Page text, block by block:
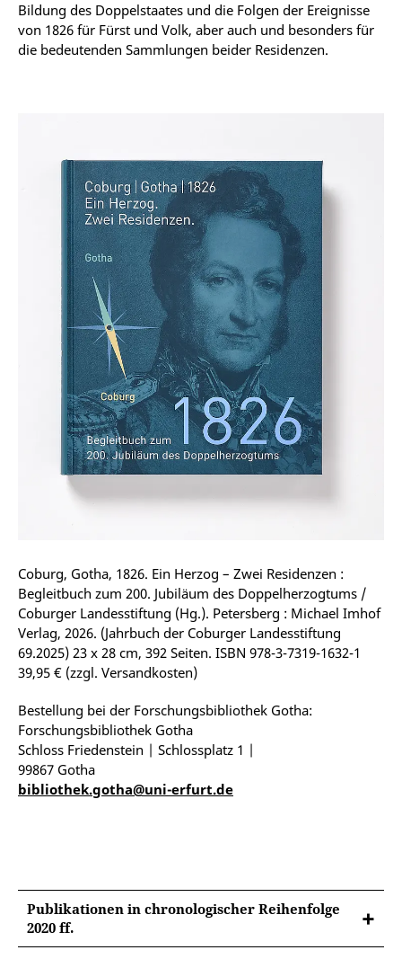
Bildung des Doppelstaates und die Folgen der Ereignisse
von 1826 für Fürst und Volk, aber auch und besonders für
die bedeutenden Sammlungen beider Residenzen.
Coburg, Gotha, 1826. Ein Herzog – Zwei Residenzen :
Begleitbuch zum 200. Jubiläum des Doppelherzogtums /
Coburger Landesstiftung (Hg.). Petersberg : Michael Imhof
Verlag, 2026. (Jahrbuch der Coburger Landesstiftung
69.2025) 23 x 28 cm, 392 Seiten. ISBN 978-3-7319-1632-1
39,95 € (zzgl. Versandkosten)
Bestellung bei der Forschungsbibliothek Gotha:
Forschungsbibliothek Gotha
Schloss Friedenstein | Schlossplatz 1 |
99867 Gotha
bibliothek.gotha@uni-erfurt.de
Publikationen in chronologischer Reihenfolge
2020 ff.